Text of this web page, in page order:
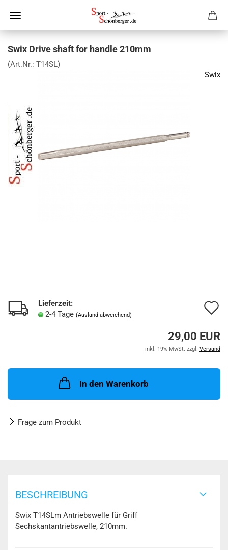
Swix Drive shaft for handle 210mm
(Art.Nr.: T14SL)
Swix
Lieferzeit:
2-4 Tage (Ausland abweichend)
29,00 EUR
inkl. 19% MwSt. zzgl. Versand
In den Warenkorb
Frage zum Produkt
BESCHREIBUNG
Swix T14SLm Antriebswelle für Griff
Sechskantantriebswelle, 210mm.